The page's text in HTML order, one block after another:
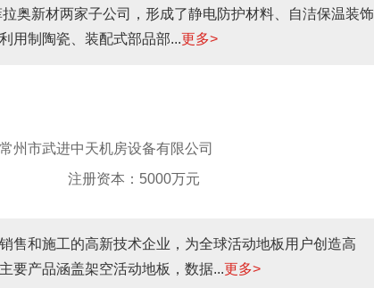
奥新材两家子公司，形成了静电防护材料、自洁保温装饰
用制陶瓷、装配式部品部...更多>
常州市武进中天机房设备有限公司
注册资本：5000万元
售和施工的高新技术企业，为全球活动地板用户创造高
要产品涵盖架空活动地板，数据...更多>